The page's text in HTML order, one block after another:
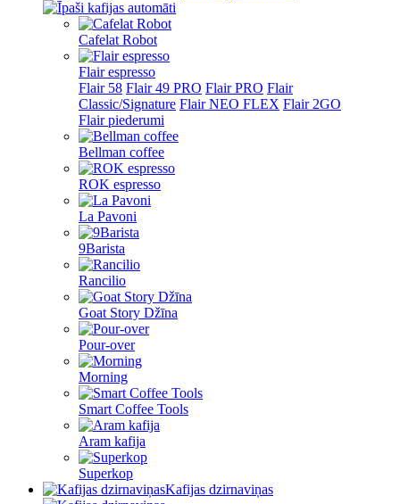
Cafelat Robot
Flair espresso
Flair 58 Flair 49 PRO Flair PRO Flair
Classic/Signature Flair NEO FLEX Flair 2GO
Flair piederumi
Bellman coffee
ROK espresso
La Pavoni
9Barista
Rancilio
Goat Story Džīna
Pour-over
Morning
Smart Coffee Tools
Aram kafija
Superkop
Kafijas dzirnaviņas